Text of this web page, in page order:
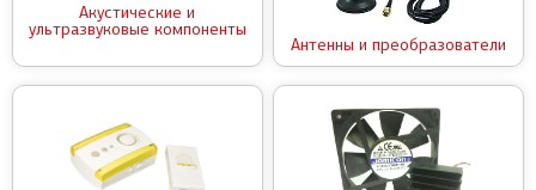
Акустические и
ультразвуковые компоненты
Антенны и преобразователи